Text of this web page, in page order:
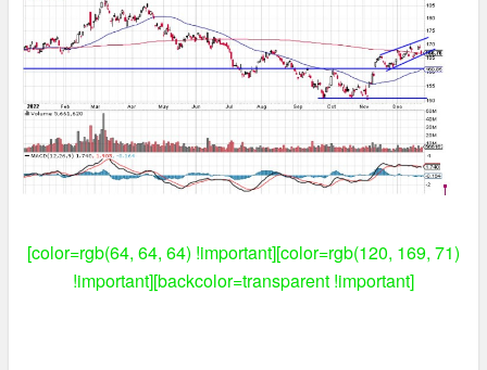
[color=rgb(64, 64, 64) !important][color=rgb(120, 169, 71)
!important][backcolor=transparent !important]